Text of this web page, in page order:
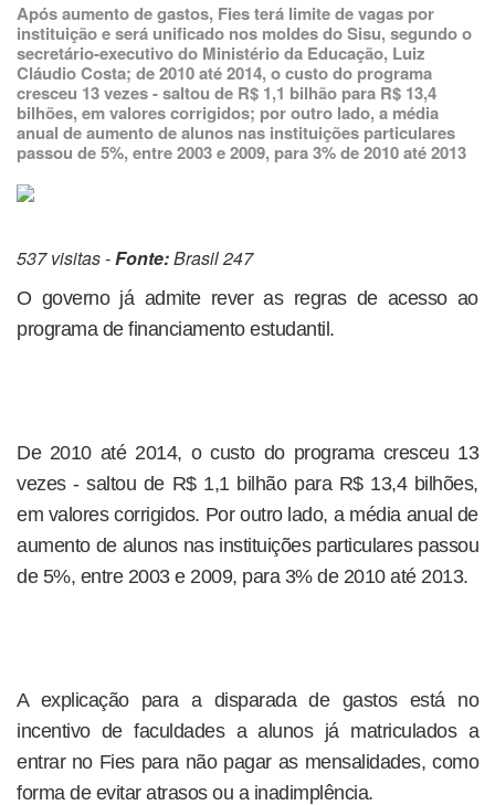
Após aumento de gastos, Fies terá limite de vagas por
instituição e será unificado nos moldes do Sisu, segundo o
secretário-executivo do Ministério da Educação, Luiz
Cláudio Costa; de 2010 até 2014, o custo do programa
cresceu 13 vezes - saltou de R$ 1,1 bilhão para R$ 13,4
bilhões, em valores corrigidos; por outro lado, a média
anual de aumento de alunos nas instituições particulares
passou de 5%, entre 2003 e 2009, para 3% de 2010 até 2013
537 visitas -Fonte:Brasil 247
O governo já admite rever as regras de acesso ao
programa de financiamento estudantil.
De 2010 até 2014, o custo do programa cresceu 13
vezes - saltou de R$ 1,1 bilhão para R$ 13,4 bilhões,
em valores corrigidos. Por outro lado, a média anual de
aumento de alunos nas instituições particulares passou
de 5%, entre 2003 e 2009, para 3% de 2010 até 2013.
A explicação para a disparada de gastos está no
incentivo de faculdades a alunos já matriculados a
entrar no Fies para não pagar as mensalidades, como
forma de evitar atrasos ou a inadimplência.